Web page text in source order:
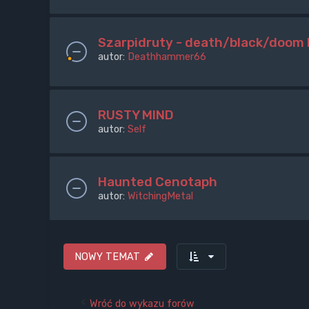
Szarpidruty - death/black/doom
autor: Deathhammer66
RUSTY MIND
autor: Self
Haunted Cenotaph
autor: WitchingMetal
NOWY TEMAT
Wróć do wykazu forów